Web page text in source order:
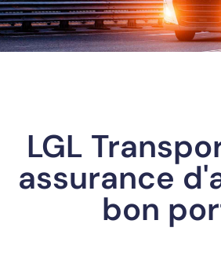
LGL
assurance
bon